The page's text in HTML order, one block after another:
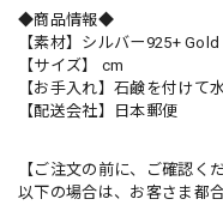
◆商品情報◆
【素材】シルバー925+
【サイズ】 cm
【お手入れ】石鹸を付けて
【配送会社】日本郵便
【ご注文の前に、ご確認く
以下の場合は、お客さま都